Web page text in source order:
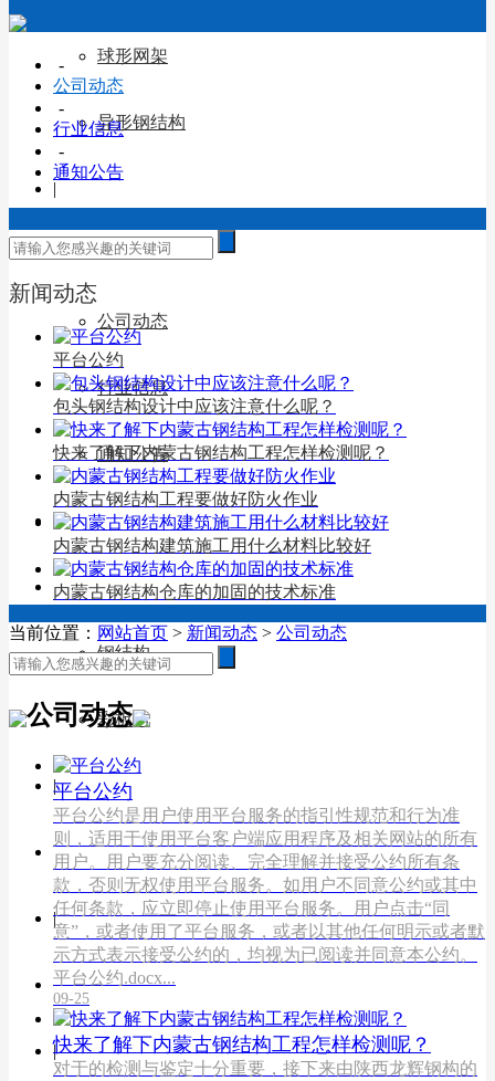
球形网架
异形钢结构
|
新闻动态
公司动态
行业信息
通知公告
|
合作案例
钢结构
彩板房
|
人才招聘
|
在线留言
|
-
公司动态
-
行业信息
-
通知公告
新闻动态
平台公约
包头钢结构设计中应该注意什么呢？
快来了解下内蒙古钢结构工程怎样检测呢？
内蒙古钢结构工程要做好防火作业
内蒙古钢结构建筑施工用什么材料比较好
内蒙古钢结构仓库的加固的技术标准
当前位置： 网站首页 > 新闻动态 > 公司动态
公司动态
平台公约
平台公约是用户使用平台服务的指引性规范和行为准
则，适用于使用平台客户端应用程序及相关网站的所有
用户。用户要充分阅读、完全理解并接受公约所有条
款，否则无权使用平台服务。如用户不同意公约或其中
任何条款，应立即停止使用平台服务。用户点击“同
意”，或者使用了平台服务，或者以其他任何明示或者默
示方式表示接受公约的，均视为已阅读并同意本公约。
平台公约.docx...
09-25
快来了解下内蒙古钢结构工程怎样检测呢？
对于的检测与鉴定十分重要，接下来由陕西龙辉钢构的